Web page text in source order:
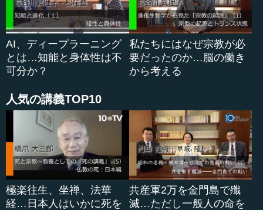
AI、ディープラーニング
とは…知能と身体性は不
可分か？
私たちにはなぜ宗教が必
要だったのか…脳の働き
から考える
人気の講義TOP10
極楽往生、坐禅、法華
経…日本人はいかに死を
共産軍2万を金門島で殲
滅…ただし一般人の命を